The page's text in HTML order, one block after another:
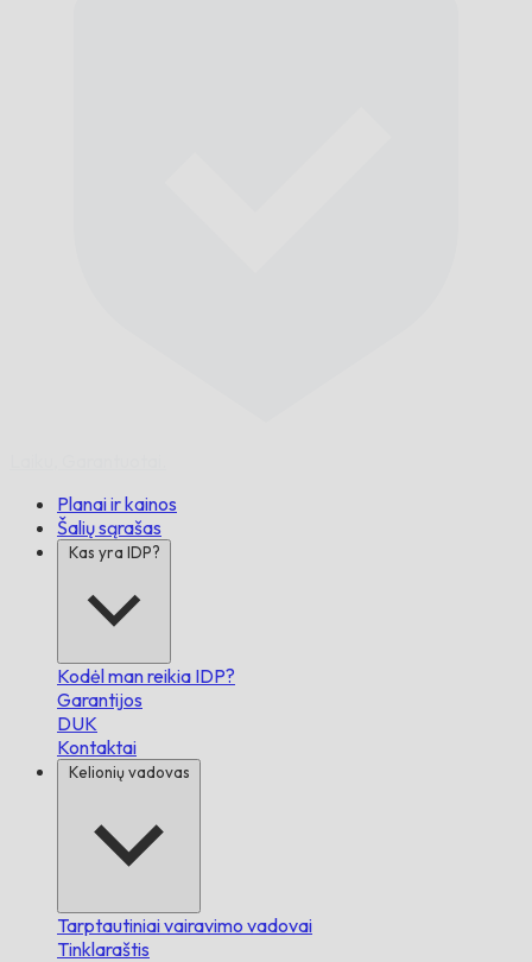
Planai ir kainos
Šalių sąrašas
Kas yra IDP?
Kodėl man reikia IDP?
Garantijos
DUK
Kontaktai
Kelionių vadovas
Tarptautiniai vairavimo vadovai
Tinklaraštis